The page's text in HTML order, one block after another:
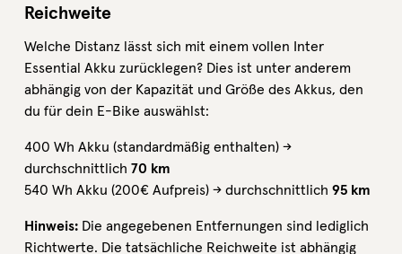
Reichweite
Welche Distanz lässt sich mit einem vollen Inter
Essential Akku zurücklegen? Dies ist unter anderem
abhängig von der Kapazität und Größe des Akkus, den
du für dein E-Bike auswählst:
400 Wh Akku (standardmäßig enthalten) →
durchschnittlich 70 km
540 Wh Akku (200€ Aufpreis) → durchschnittlich 95 km
Hinweis:Die angegebenen Entfernungen sind lediglich
Richtwerte. Die tatsächliche Reichweite ist abhängig